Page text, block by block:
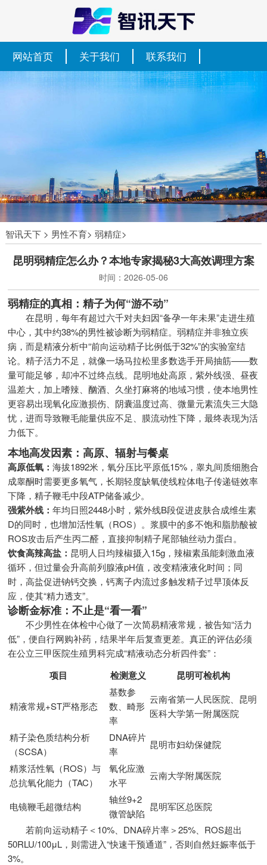
网站首页 关于我们 联系我们
智讯天下> 男性不育> 弱精症>
昆明弱精症怎么办？本地专家揭秘3大高效调理方案
时间：2026-05-06
弱精症的真相：精子为何“游不动”
在昆明，每年有超过六千对夫妇因“备孕一年未果”走进生殖
中心，其中约38%的男性被诊断为弱精症。弱精症并非独立疾
病，而是精液分析中“前向运动精子比例低于32%”的实验室结
论。精子活力不足，就像一场马拉松里多数选手开局抽筋——数
量可能足够，却冲不过终点线。昆明地处高原，紫外线强、昼夜
温差大，加上嗜辣、酗酒、久坐打麻将的地域习惯，使本地男性
更容易出现氧化应激损伤、阴囊温度过高、微量元素流失三大隐
忧，进而导致鞭毛能量供应不足、膜流动性下降，最终表现为活
力低下。
本地高发因素：高原、辐射与餐桌
高原低氧：海拔1892米，氧分压比平原低15%，睾丸间质细胞合
成睾酮时需要更多氧气，长期轻度缺氧使线粒体电子传递链效率
下降，精子鞭毛中段ATP储备减少。
强紫外线：年均日照2448小时，紫外线B段促进皮肤合成维生素
D的同时，也增加活性氧（ROS）。浆膜中的多不饱和脂肪酸被
ROS攻击后产生丙二醛，直接抑制精子尾部轴丝动力蛋白。
饮食高辣高盐： 昆明人日均辣椒摄入15g，辣椒素虽能刺激血液
循环，但过量会升高前列腺液pH值，改变精液液化时间；同
时，高盐促进钠钙交换，钙离子内流过多触发精子过早顶体反
应，使其“精力透支”。
诊断金标准：不止是“看一看”
不少男性在体检中心做了一次简易精液常规，被告知“活力
低”，便自行网购补药，结果半年后复查更差。真正的评估必须
在公立三甲医院生殖男科完成“精液动态分析四件套”：
项目 检测意义 昆明可检机构
精液常规+ST严格形态
基数参
数、畸形
率
云南省第一人民医院、昆明
医科大学第一附属医院
精子染色质结构分析
（SCSA）
DNA碎片
率
昆明市妇幼保健院
精浆活性氧（ROS）与
总抗氧化能力（TAC）
氧化应激
水平
云南大学附属医院
电镜鞭毛超微结构
轴丝9+2
微管缺陷
昆明军区总医院
若前向运动精子＜10%、DNA碎片率＞25%、ROS超出
50RLU/100μL，则需进入“快速干预通道”，否则自然妊娠率低于
3%。